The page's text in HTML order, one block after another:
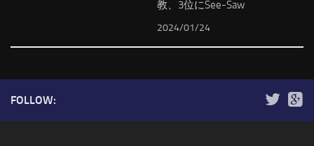
教、3位にSee-Saw
2024/01/24
FOLLOW: